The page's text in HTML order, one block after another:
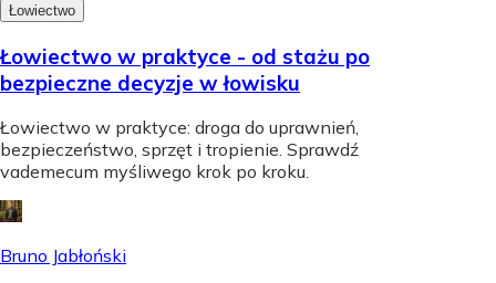
Łowiectwo
Łowiectwo w praktyce - od stażu po
bezpieczne decyzje w łowisku
Łowiectwo w praktyce: droga do uprawnień,
bezpieczeństwo, sprzęt i tropienie. Sprawdź
vademecum myśliwego krok po kroku.
Bruno Jabłoński